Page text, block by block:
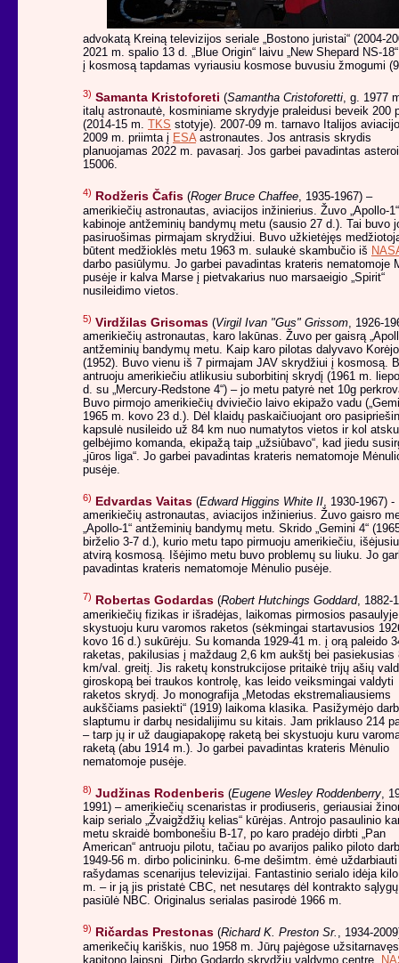
advokatą Kreiną televizijos seriale „Bostono juristai“ (2004-
2021 m. spalio 13 d. „Blue Origin“ laivu „New Shepard NS-
į kosmosą tapdamas vyriausiu kosmose buvusiu žmogumi
3) Samanta Kristoforeti (Samantha Cristoforetti, g. 1977
italų astronautė, kosminiame skrydyje praleidusi beveik 200
(2014-15 m. TKS stotyje). 2007-09 m. tarnavo Italijos
2009 m. priimta į ESAastronautes. Jos antrasis skrydis
planuojamas 2022 m. pavasarį. Jos garbei pavadintas
15006.
4) Rodžeris Čafis (Roger Bruce Chaffee, 1935-1967) –
amerikiečių astronautas, aviacijos inžinierius. Žuvo „Apollo-1“
kabinoje antžeminių bandymų metu (sausio 27 d.). Tai buvo
pasiruošimas pirmajam skrydžiui. Buvo užkietėjęs
būtent medžioklės metu 1963 m. sulaukė skambučio iš
darbo pasiūlymu. Jo garbei pavadintas krateris nematomoje
pusėje ir kalva Marse į pietvakarius nuo marsaeigio „Spirit“
nusileidimo vietos.
5) Virdžilas Grisomas (Virgil Ivan "Gus" Grissom , 1926-
amerikiečių astronautas, karo lakūnas. Žuvo per gaisrą
antžeminių bandymų metu. Kaip karo pilotas dalyvavo
(1952). Buvo vienu iš 7 pirmajam JAV skrydžiui į kosmosą.
antruoju amerikiečiu atlikusiu suborbitinį skrydį (1961 m.
d. su „Mercury-Redstone 4“) – jo metu patyrė net 10g
Buvo pirmojo amerikiečių dviviečio laivo ekipažo vadu
1965 m. kovo 23 d.). Dėl klaidų paskaičiuojant oro
kapsulė nusileido už 84 km nuo numatytos vietos ir kol
gelbėjimo komanda, ekipažą taip „užsiūbavo“, kad jiedu
„jūros liga“. Jo garbei pavadintas krateris nematomoje
pusėje.
6) Edvardas Vaitas (Edward Higgins White II, 1930-1967) -
amerikiečių astronautas, aviacijos inžinierius. Žuvo gaisro
„Apollo-1“ antžeminių bandymų metu. Skrido „Gemini 4“
birželio 3-7 d.), kurio metu tapo pirmuoju amerikiečiu,
atvirą kosmosą. Išėjimo metu buvo problemų su liuku. Jo
pavadintas krateris nematomoje Mėnulio pusėje.
7) Robertas Godardas (Robert Hutchings Goddard, 1882-
amerikiečių fizikas ir išradėjas, laikomas pirmosios pasaulyje
skystuoju kuru varomos raketos (sėkmingai startavusios
kovo 16 d.) sukūrėju. Su komanda 1929-41 m. į orą paleido
raketas, pakilusias į maždaug 2,6 km aukštį bei pasiekusias
km/val. greitį. Jis raketų konstrukcijose pritaikė trijų ašių
giroskopą bei traukos kontrolę, kas leido veiksmingai valdyti
raketos skrydį. Jo monografija „Metodas ekstremaliausiems
aukščiams pasiekti“ (1919) laikoma klasika. Pasižymėjo
slaptumu ir darbų nesidalijimu su kitais. Jam priklauso 214
– tarp jų ir už daugiapakopę raketą bei skystuoju kuru
raketą (abu 1914 m.). Jo garbei pavadintas krateris Mėnulio
nematomoje pusėje.
8) Judžinas Rodenberis (Eugene Wesley Roddenberry,
1991) – amerikiečių scenaristas ir prodiuseris, geriausiai
kaip serialo „Žvaigždžių kelias“ kūrėjas. Antrojo pasaulinio
metu skraidė bombonešiu B-17, po karo pradėjo dirbti „Pan
American“ antruoju pilotu, tačiau po avarijos paliko piloto
1949-56 m. dirbo policininku. 6-me dešimtm. ėmė uždarbiauti
rašydamas scenarijus televizijai. Fantastinio serialo idėja
m. – ir ją jis pristatė CBC, net nesutaręs dėl kontrakto
pasiūlė NBC. Originalus serialas pasirodė 1966 m.
9) Ričardas Prestonas (Richard K. Preston Sr. , 1934-
amerikečių kariškis, nuo 1958 m. Jūrų pajėgose užsitarnavęs
kapitono laipsnį. Dirbo Godardo skrydžių valdymo centre,